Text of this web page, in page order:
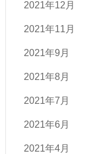
2021年12月
2021年11月
2021年9月
2021年8月
2021年7月
2021年6月
2021年4月